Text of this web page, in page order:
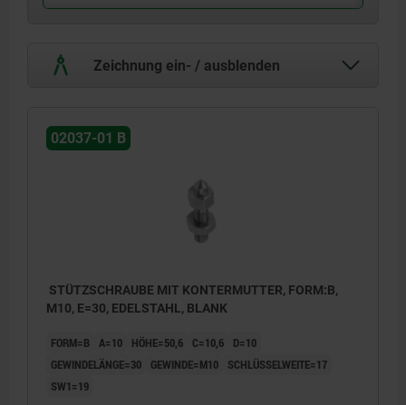
Zeichnung ein- / ausblenden
02037-01 B
STÜTZSCHRAUBE MIT KONTERMUTTER, FORM:B,
M10, E=30, EDELSTAHL, BLANK
FORM=B A=10 HÖHE=50,6 C=10,6
D=10
GEWINDELÄNGE=30
GEWINDE=M10
SCHLÜSSELWEITE=17
SW1=19